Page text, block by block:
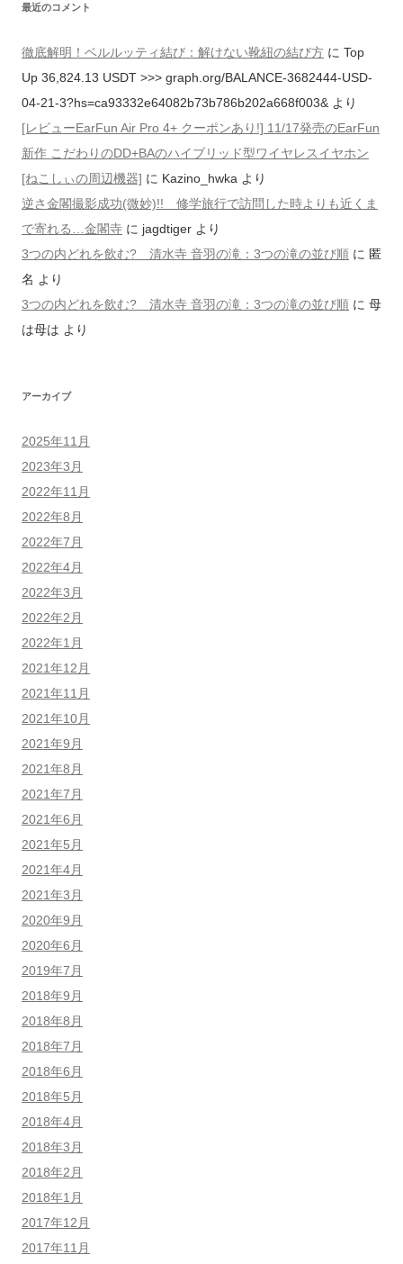
最近のコメント
徹底解明！ベルルッティ結び：解けない靴紐の結び方 に Top
Up 36,824.13 USDT >>> graph.org/BALANCE-3682444-USD-
04-21-3?hs=ca93332e64082b73b786b202a668f003& より
[レビューEarFun Air Pro 4+ クーポンあり!] 11/17発売のEarFun
新作 こだわりのDD+BAのハイブリッド型ワイヤレスイヤホン
[ねこしぃの周辺機器] に Kazino_hwka より
逆さ金閣撮影成功(微妙)!! 修学旅行で訪問した時よりも近くま
で寄れる…金閣寺 に jagdtiger より
3つの内どれを飲む? 清水寺 音羽の滝：3つの滝の並び順 に 匿
名 より
3つの内どれを飲む? 清水寺 音羽の滝：3つの滝の並び順 に 母
は母は より
アーカイブ
2025年11月
2023年3月
2022年11月
2022年8月
2022年7月
2022年4月
2022年3月
2022年2月
2022年1月
2021年12月
2021年11月
2021年10月
2021年9月
2021年8月
2021年7月
2021年6月
2021年5月
2021年4月
2021年3月
2020年9月
2020年6月
2019年7月
2018年9月
2018年8月
2018年7月
2018年6月
2018年5月
2018年4月
2018年3月
2018年2月
2018年1月
2017年12月
2017年11月